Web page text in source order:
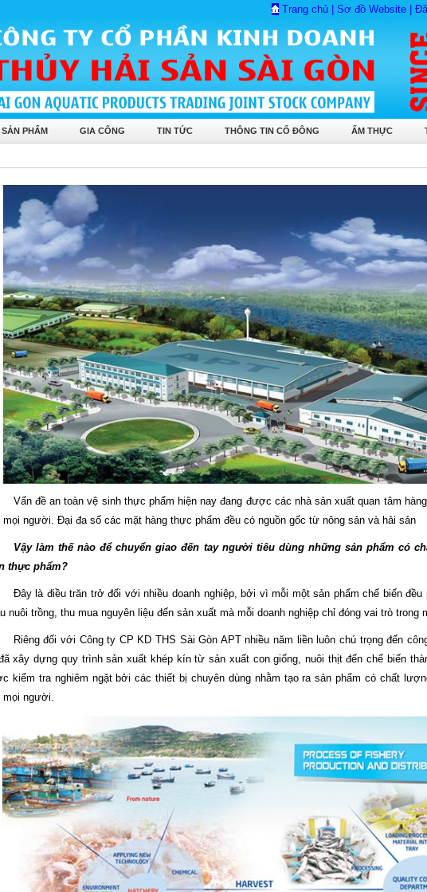
Trang chủ Sơ đồ Website
PHẨM GIA CÔNG TIN TỨC THÔNG TIN CỔ ĐÔNG ẨM THỰC
Vấn đề an toàn vệ sinh thực phẩm hiện nay đang được các nhà sản xuất quan tâm
mọi người. Đại đa số các mặt hàng thực phẩm đều có nguồn gốc từ nông sản và hải sản
Vậy làm thế nào để chuyển giao đến tay người tiêu dùng những sản phẩm có
thực phẩm?
Đây là điều trăn trở đối với nhiều doanh nghiệp, bởi vì mỗi một sản phẩm chế biến đều
nuôi trồng, thu mua nguyên liệu đến sản xuất mà mỗi doanh nghiệp chỉ đóng vai trò trong
Riêng đối với Công ty CP KD THS Sài Gòn APT nhiều năm liền luôn chú trọng đến
xây dựng quy trình sản xuất khép kín từ sản xuất con giống, nuôi thịt đến chế biến
kiểm tra nghiêm ngặt bởi các thiết bị chuyên dùng nhằm tạo ra sản phẩm có chất
mọi người.